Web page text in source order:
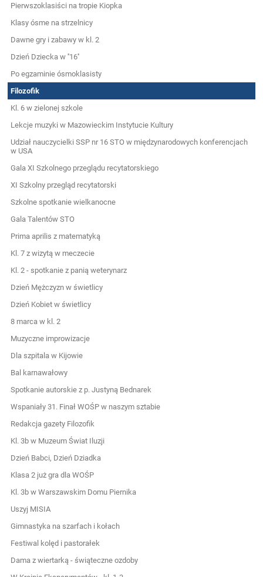
Pierwszoklasiści na tropie Kiopka
Klasy ósme na strzelnicy
Dawne gry i zabawy w kl. 2
Dzień Dziecka w ''16''
Po egzaminie ósmoklasisty
Filozofik
Kl. 6 w zielonej szkole
Lekcje muzyki w Mazowieckim Instytucie Kultury
Udział nauczycielki SSP nr 16 STO w międzynarodowych konferencjach
w USA
Gala XI Szkolnego przeglądu recytatorskiego
XI Szkolny przegląd recytatorski
Szkolne spotkanie wielkanocne
Gala Talentów STO
Prima aprilis z matematyką
Kl. 7 z wizytą w meczecie
Kl. 2 - spotkanie z panią weterynarz
Dzień Mężczyzn w świetlicy
Dzień Kobiet w świetlicy
8 marca w kl. 2
Muzyczne improwizacje
Dla szpitala w Kijowie
Bal karnawałowy
Spotkanie autorskie z p. Justyną Bednarek
Wspaniały 31. Finał WOŚP w naszym sztabie
Redakcja gazety Filozofik
Kl. 3b w Muzeum Świat Iluzji
Dzień Babci, Dzień Dziadka
Klasa 2 już gra dla WOŚP
Kl. 3b w Warszawskim Domu Piernika
Uszyj MISIA
Gimnastyka na szarfach i kołach
Festiwal kolęd i pastorałek
Dama z wiertarką - świąteczne ozdoby